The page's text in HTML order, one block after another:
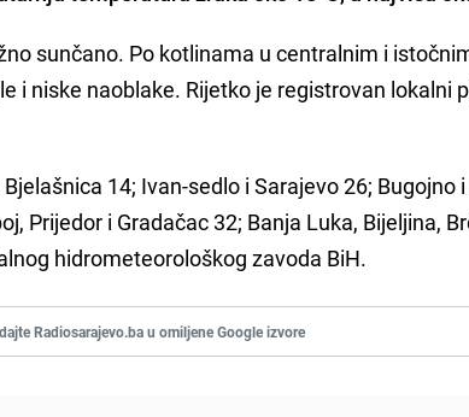
sunčano. Po kotlinama u centralnim i
i niske naoblake. Rijetko je registrovan lokalni
14; Ivan-sedlo i Sarajevo 26; Bugojno
Prijedor i Gradačac 32; Banja Luka, Bijeljina,
hidrometeorološkog zavoda BiH.
Radiosarajevo.ba u omiljene Google izvore